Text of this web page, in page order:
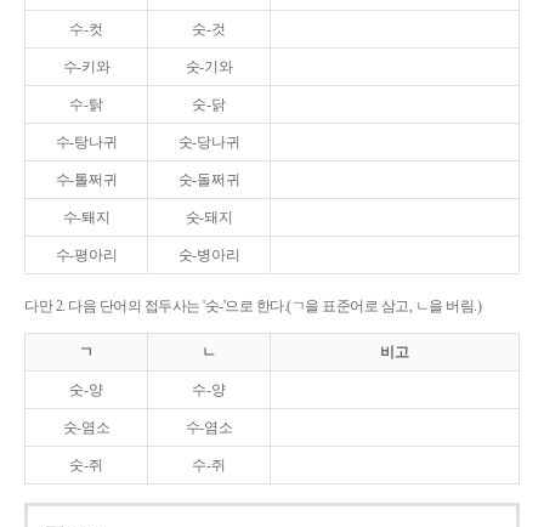
수-컷 숫-것
수-키와 숫-기와
수-탉 숫-닭
수-탕나귀 숫-당나귀
수-톨쩌귀 숫-돌쩌귀
수-퇘지 숫-돼지
수-평아리 숫-병아리
다만 2. 다음 단어의 접두사는 '숫-'으로 한다.(ㄱ을 표준어로 삼고, ㄴ을 버림.)
ㄱ ㄴ 비고
숫-양 수-양
숫-염소 수-염소
숫-쥐 수-쥐